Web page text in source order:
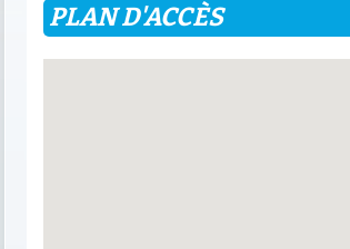
PLAN D'ACCÈS